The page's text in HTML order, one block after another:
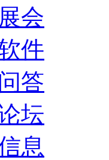
会
件
答
坛
息